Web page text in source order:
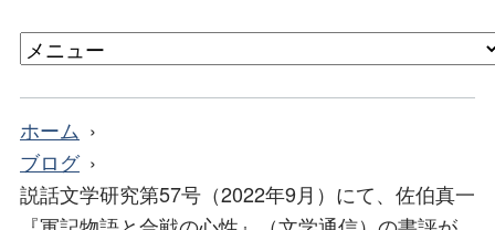
ホーム
ブログ
説話文学研究第57号（2022年9月）にて、佐伯真一